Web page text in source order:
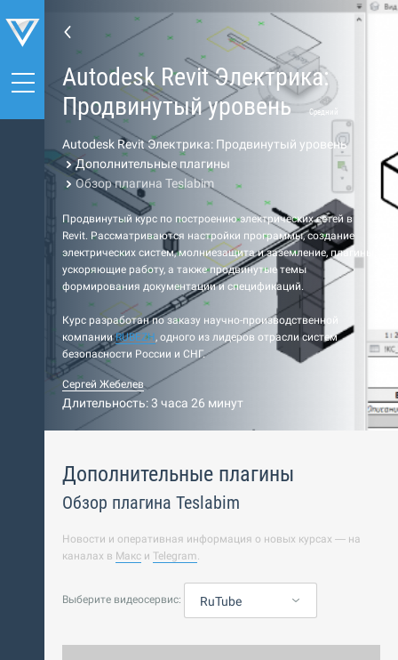
Autodesk Revit Электрика:
Продвинутый уровень
Средний
Autodesk Revit Электрика: Продвинутый уровень
Дополнительные плагины
Обзор плагина Teslabim
Продвинутый курс по построению электрических сетей в
Revit. Рассматриваются настройки программы, создание
электрических систем, молниезащита и заземление, плагины,
ускоряющие работу, а также продвинутые темы
формирования документации и спецификаций.
Курс разработан по заказу научно-производственной
компанииRUBEZH, одного из лидеров отрасли систем
безопасности России и СНГ.
Сергей Жебелев
Длительность: 3 часа 26 минут
Дополнительные плагины
Обзор плагина Teslabim
Новости и оперативная информация о новых курсах — на
каналах в Макс и Telegram.
Выберите видеосервис: RuTube